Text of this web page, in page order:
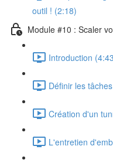
outil ! (2:18)
Module #10 : Scaler
Introduction
Définir les
Création d'un
L'entretien